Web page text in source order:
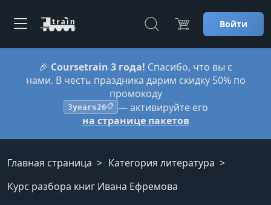
Войти
🎉 Coursetrain 3 года! Спасибо, что вы с
нами. В честь праздника дарим скидку 50% по
промокоду
3years26📋 — активируйте его
на странице пакетов
Главная страница
Категория литература
Курс разбора книг Ивана Ефремова